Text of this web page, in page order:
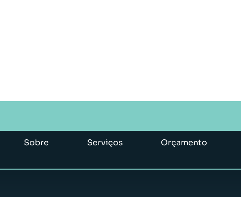
Sobre Serviços Orçamento